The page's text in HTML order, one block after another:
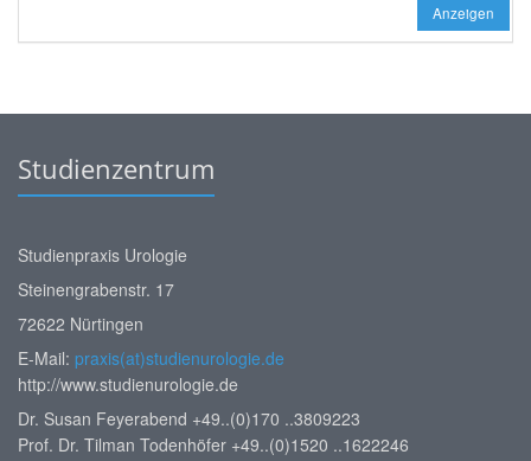
Anzeigen
Studienzentrum
Studienpraxis Urologie
Steinengrabenstr. 17
72622 Nürtingen
E-Mail: praxis(at)studienurologie.de
http://www.studienurologie.de
Dr. Susan Feyerabend +49..(0)170 ..3809223
Prof. Dr. Tilman Todenhöfer +49..(0)1520 ..1622246